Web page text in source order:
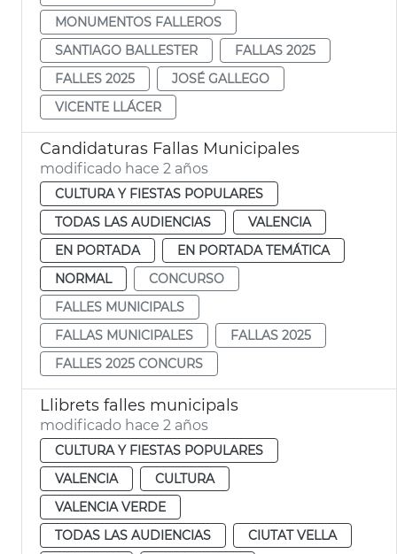
MONUMENTOS FALLEROS
SANTIAGO BALLESTER
FALLAS 2025
FALLES 2025
JOSÉ GALLEGO
VICENTE LLÁCER
Candidaturas Fallas Municipales
modificado hace 2 años
CULTURA Y FIESTAS POPULARES
TODAS LAS AUDIENCIAS
VALENCIA
EN PORTADA
EN PORTADA TEMÁTICA
NORMAL
CONCURSO
FALLES MUNICIPALS
FALLAS MUNICIPALES
FALLAS 2025
FALLES 2025 CONCURS
Llibrets falles municipals
modificado hace 2 años
CULTURA Y FIESTAS POPULARES
VALENCIA
CULTURA
VALENCIA VERDE
TODAS LAS AUDIENCIAS
CIUTAT VELLA